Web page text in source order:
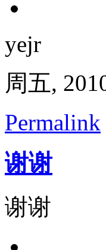
yejr
周五,
Permalink
谢谢
谢谢